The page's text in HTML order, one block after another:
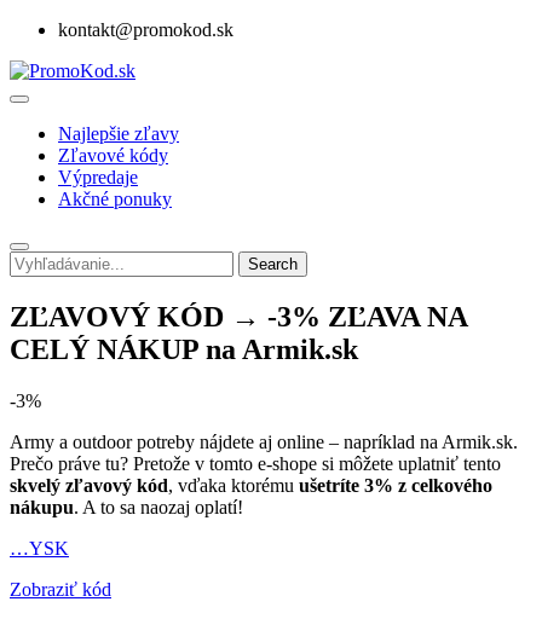
kontakt@promokod.sk
Najlepšie zľavy
Zľavové kódy
Výpredaje
Akčné ponuky
Search
ZĽAVOVÝ KÓD → -3% ZĽAVA NA
CELÝ NÁKUP na Armik.sk
-3%
Army a outdoor potreby nájdete aj online – napríklad na Armik.sk.
Prečo práve tu? Pretože v tomto e-shope si môžete uplatniť tento
skvelý zľavový kód, vďaka ktorému ušetríte 3% z celkového
nákupu. A to sa naozaj oplatí!
…YSK
Zobraziť kód